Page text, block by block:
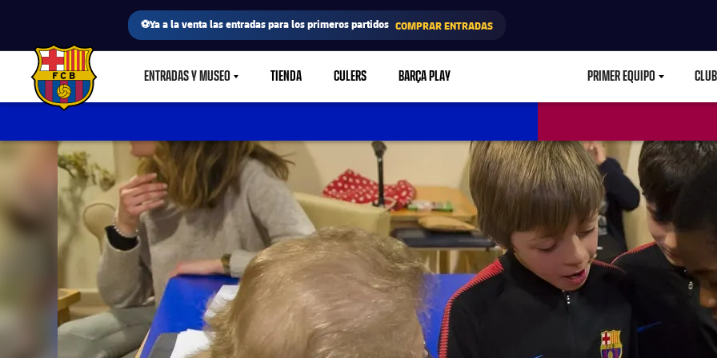
⚽Ya a la venta las entradas para los primeros partidos COMPRAR ENTRADAS
FC Barcelona club badge ENTRADAS Y MUSEOLABEL.SHARE.CARETDOWN
TIENDA CULERS BARÇA PLAY PRIMER EQUIPO CLUB